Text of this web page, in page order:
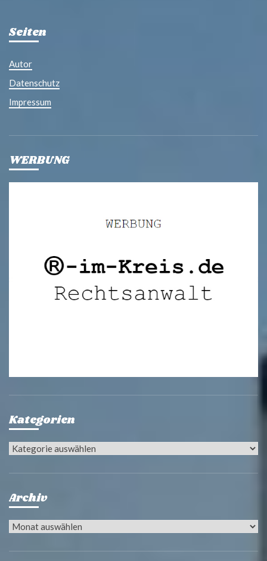
Seiten
Autor
Datenschutz
Impressum
WERBUNG
Kategorien
Kategorien
Archiv
Archiv